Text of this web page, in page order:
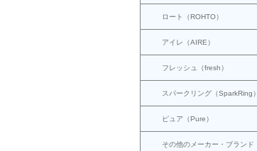
ロート（ROHTO）
アイレ（AIRE）
フレッシュ（fresh）
スパークリング（SparkRing）
ピュア（Pure）
その他のメーカー・ブランド